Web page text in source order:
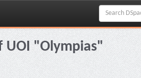
UOI "Olympias"